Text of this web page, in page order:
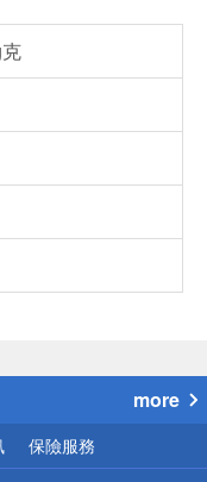
more
保險服務